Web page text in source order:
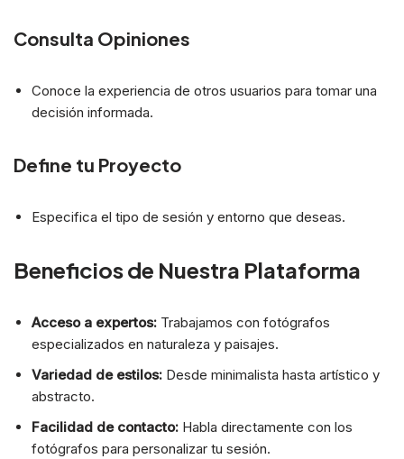
Consulta Opiniones
Conoce la experiencia de otros usuarios para tomar una
decisión informada.
Define tu Proyecto
Especifica el tipo de sesión y entorno que deseas.
Beneficios de Nuestra Plataforma
Acceso a expertos: Trabajamos con fotógrafos
especializados en naturaleza y paisajes.
Variedad de estilos: Desde minimalista hasta artístico y
abstracto.
Facilidad de contacto: Habla directamente con los
fotógrafos para personalizar tu sesión.